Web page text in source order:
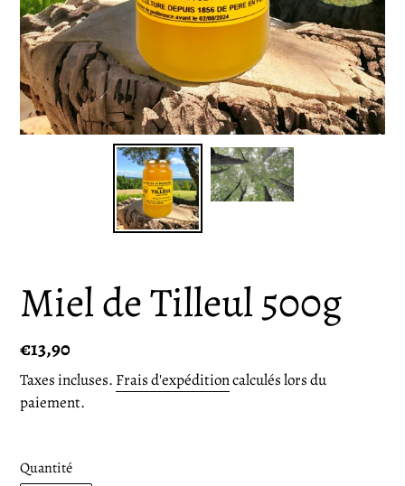
Miel de Tilleul 500g
Prix
normal
€13,90
Taxes incluses. Frais d'expéditioncalculés lors du
paiement.
Quantité